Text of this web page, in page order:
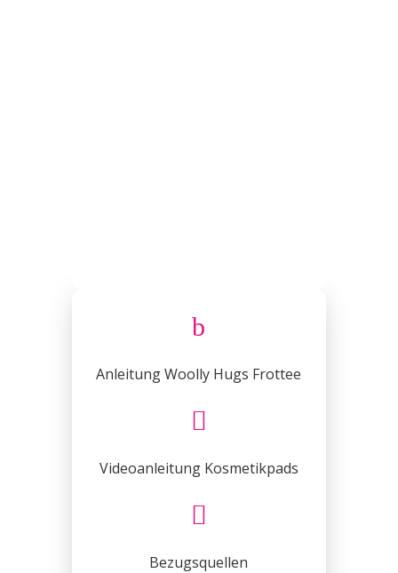
b
Anleitung Woolly Hugs Frottee

Videoanleitung Kosmetikpads

Bezugsquellen